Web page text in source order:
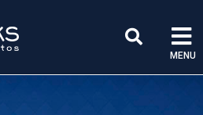
MENU